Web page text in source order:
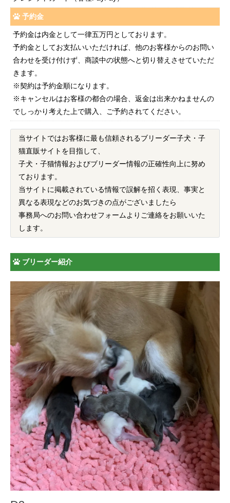
予約金
予約金は内金として一律五万円としております。
予約金としてお支払いいただければ、他のお客様からのお問い
合わせを受け付けず、商談中の状態へと切り替えさせていただ
きます。
※契約は予約金順になります。
※キャンセルはお客様の都合の場合、返金は出来かねませんの
でしっかり考えた上で購入、ご予約されてください。
当サイトではお客様に最も信頼されるブリーダー子犬・子
猫直販サイトを目指して、
子犬・子猫情報およびブリーダー情報の正確性向上に努め
ております。
当サイトに掲載されている情報で誤解を招く表現、事実と
異なる表現などのお気づきの点がございましたら
事務局へのお問い合わせフォームよりご連絡をお願いいた
します。
ブリーダー紹介